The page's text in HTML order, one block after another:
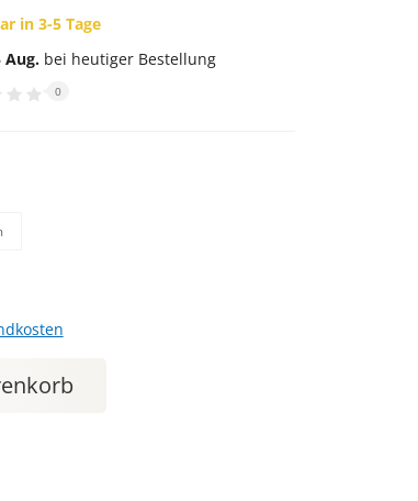
in 3-5 Tage
Aug. bei heutiger Bestellung
0